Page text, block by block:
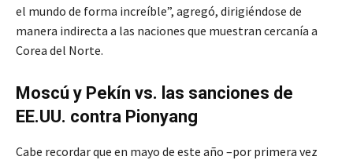
el mundo de forma increíble”, agregó, dirigiéndose de
manera indirecta a las naciones que muestran cercanía a
Corea del Norte.
Moscú y Pekín vs. las sanciones de
EE.UU. contra Pionyang
Cabe recordar que en mayo de este año –por primera vez